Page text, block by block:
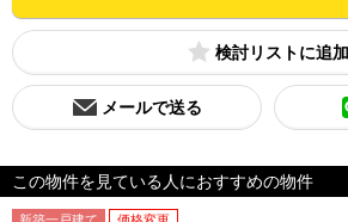
検討リスト
メールで送る
この物件を見ている人におすすめの物件